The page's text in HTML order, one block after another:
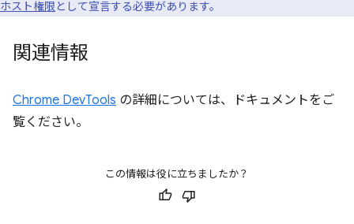
ホスト権限 として宣言する必要があります。
関連情報
Chrome DevTools の詳細については、ドキュメントをご
覧ください。
この情報は役に立ちましたか？